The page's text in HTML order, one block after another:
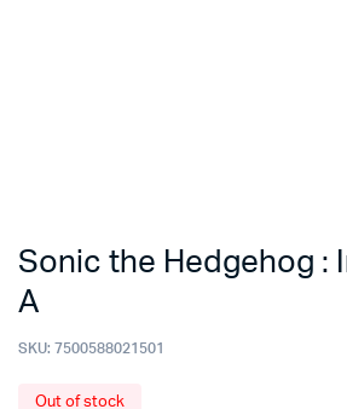
Sonic the Hedgehog :
A
SKU: 7500588021501
Out of stock